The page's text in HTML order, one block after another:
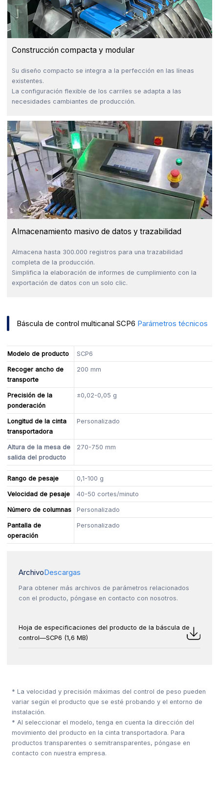
Construcción compacta y modular
Su diseño compacto se integra a la perfección en las líneas
existentes.
La configuración flexible de los carriles se adapta a las
necesidades cambiantes de producción.
Almacenamiento masivo de datos y trazabilidad
Almacena hasta 300.000 registros para una trazabilidad
completa de la producción.
Simplifica la elaboración de informes de cumplimiento con la
exportación de datos con un solo clic.
Báscula de control multicanal SCP6 Parámetros técnicos
Modelo de producto SCP6
Recoger ancho de
transporte
200 mm
Precisión de la
ponderación
±0,02-0,05 g
Longitud de la cinta
transportadora
Personalizado
Altura de la mesa de
salida del producto
270-750 mm
Rango de pesaje 0,1-100 g
Velocidad de pesaje 40-50 cortes/minuto
Número de columnas Personalizado
Pantalla de
operación
Personalizado
ArchivoDescargas
Para obtener más archivos de parámetros relacionados
con el producto, póngase en contacto con nosotros.
Hoja de especificaciones del producto de la báscula de
control—SCP6 (1,6 MB)
* La velocidad y precisión máximas del control de peso pueden
variar según el producto que se esté probando y el entorno de
instalación.
* Al seleccionar el modelo, tenga en cuenta la dirección del
movimiento del producto en la cinta transportadora. Para
productos transparentes o semitransparentes, póngase en
contacto con nuestra empresa.